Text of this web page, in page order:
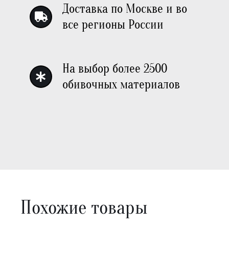
Доставка по Москве и во
все регионы России
На выбор более 2500
обивочных материалов
Похожие товары